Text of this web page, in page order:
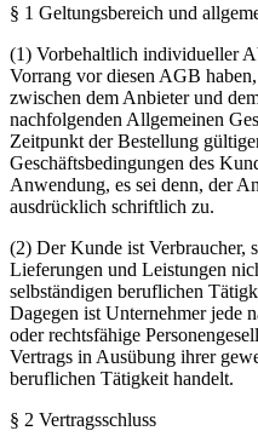
§ 1 Geltungsbereich und
(1) Vorbehaltlich individueller
Vorrang vor diesen AGB
zwischen dem Anbieter und
nachfolgenden Allgemeinen
Zeitpunkt der Bestellung
Geschäftsbedingungen des
Anwendung, es sei denn, der
ausdrücklich schriftlich zu.
(2) Der Kunde ist Verbraucher,
Lieferungen und Leistungen
selbständigen beruflichen
Dagegen ist Unternehmer jede
oder rechtsfähige
Vertrags in Ausübung ihrer
beruflichen Tätigkeit handelt.
§ 2 Vertragsschluss